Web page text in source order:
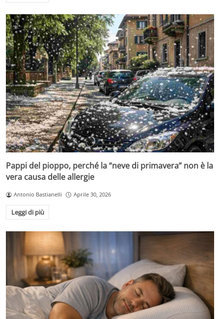
Pappi del pioppo, perché la “neve di primavera” non è la
vera causa delle allergie
Antonio Bastianelli Aprile 30, 2026
Leggi di più